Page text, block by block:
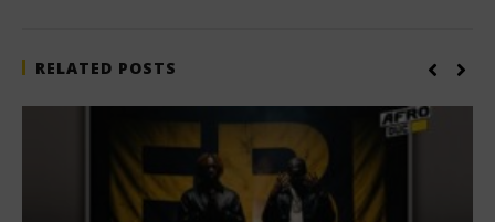
RELATED POSTS